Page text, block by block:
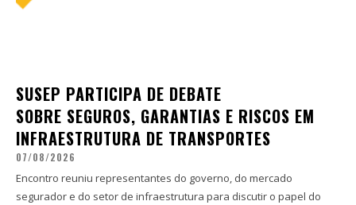
SUSEP PARTICIPA DE DEBATE
SOBRE SEGUROS, GARANTIAS E RISCOS EM
INFRAESTRUTURA DE TRANSPORTES
07/08/2026
Encontro reuniu representantes do governo, do mercado
segurador e do setor de infraestrutura para discutir o papel do